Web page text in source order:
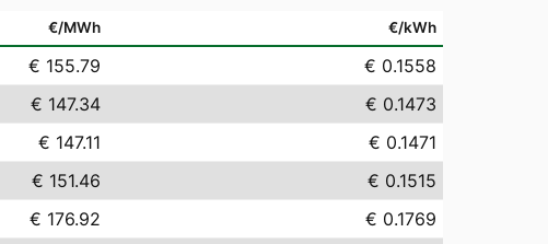
€/MWh €/kWh
€ 155.79
€ 0.1558
€ 147.34
€ 0.1473
€ 147.11
€ 0.1471
€ 151.46
€ 0.1515
€ 176.92
€ 0.1769